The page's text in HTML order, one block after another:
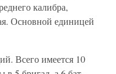
калибра,
Основной единицей
Всего имеется 10